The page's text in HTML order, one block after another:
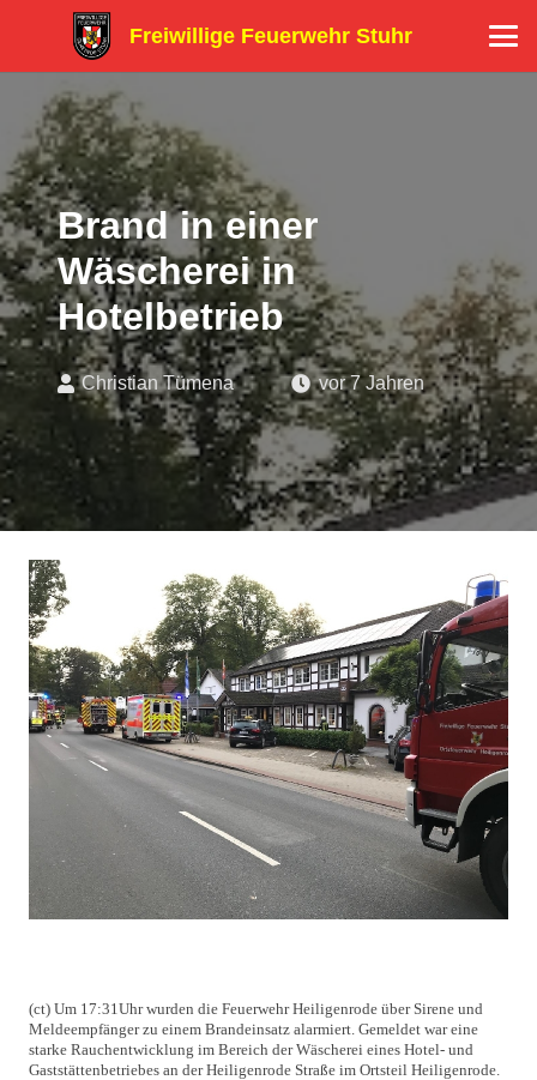
Freiwillige Feuerwehr Stuhr
Brand in einer
Wäscherei in
Hotelbetrieb
Christian Tümena vor 7 Jahren
(ct) Um 17:31Uhr wurden die Feuerwehr Heiligenrode über Sirene und
Meldeempfänger zu einem Brandeinsatz alarmiert. Gemeldet war eine
starke Rauchentwicklung im Bereich der Wäscherei eines Hotel- und
Gaststättenbetriebes an der Heiligenrode Straße im Ortsteil Heiligenrode.